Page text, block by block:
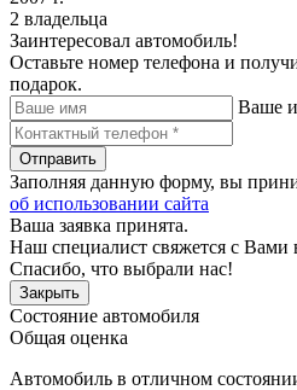
2 владельца
Заинтересовал автомобиль!
Оставьте номер телефона и
подарок.
Ваше
Отправить
Заполняя данную форму, вы
об использовании сайта
Ваша заявка принята.
Наш специалист свяжется с Вами
Спасибо, что выбрали нас!
Закрыть
Состояние автомобиля
Общая оценка
Автомобиль в отличном